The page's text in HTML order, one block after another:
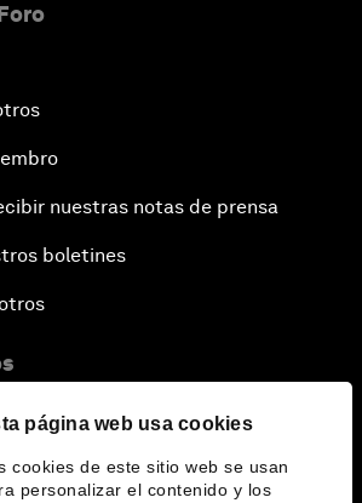
página web usa cookies
cookies de este sitio web se usan
personalizar el contenido y los
nuestras notas de prensa
boletines
el Foro